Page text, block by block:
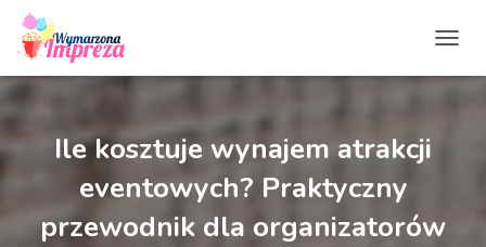
R
Ile kosztuje wynajem atrakcji
eventowych? Praktyczny
przewodnik dla organizatorów